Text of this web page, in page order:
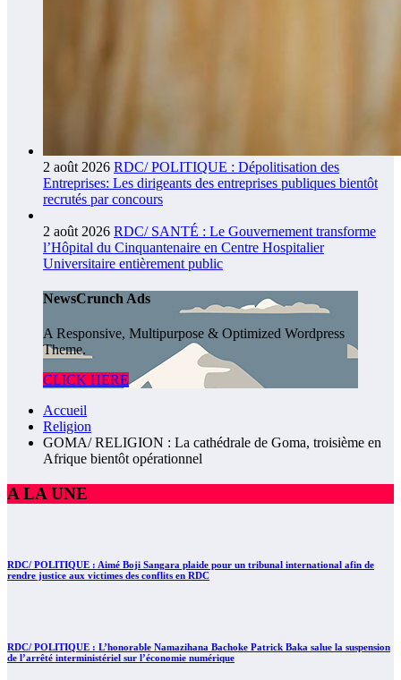
2 août 2026 RDC/ POLITIQUE : Dépolitisation des
Entreprises: Les dirigeants des entreprises publiques bientôt
recrutés par concours
2 août 2026 RDC/ SANTÉ : Le Gouvernement transforme
l’Hôpital du Cinquantenaire en Centre Hospitalier
Universitaire entièrement public
NewsCrunch Ads
A Responsive, Multipurpose & Optimized Wordpress
Theme.
CLICK HERE
Accueil
Religion
GOMA/ RELIGION : La cathédrale de Goma, troisième en
Afrique bientôt opérationnel
A LA UNE
RDC/ POLITIQUE : Aimé Boji Sangara plaide pour un tribunal international afin de
rendre justice aux victimes des conflits en RDC
RDC/ POLITIQUE : L’honorable Namazihana Bachoke Patrick Baka salue la suspension
de l’arrêté interministériel sur l’économie numérique